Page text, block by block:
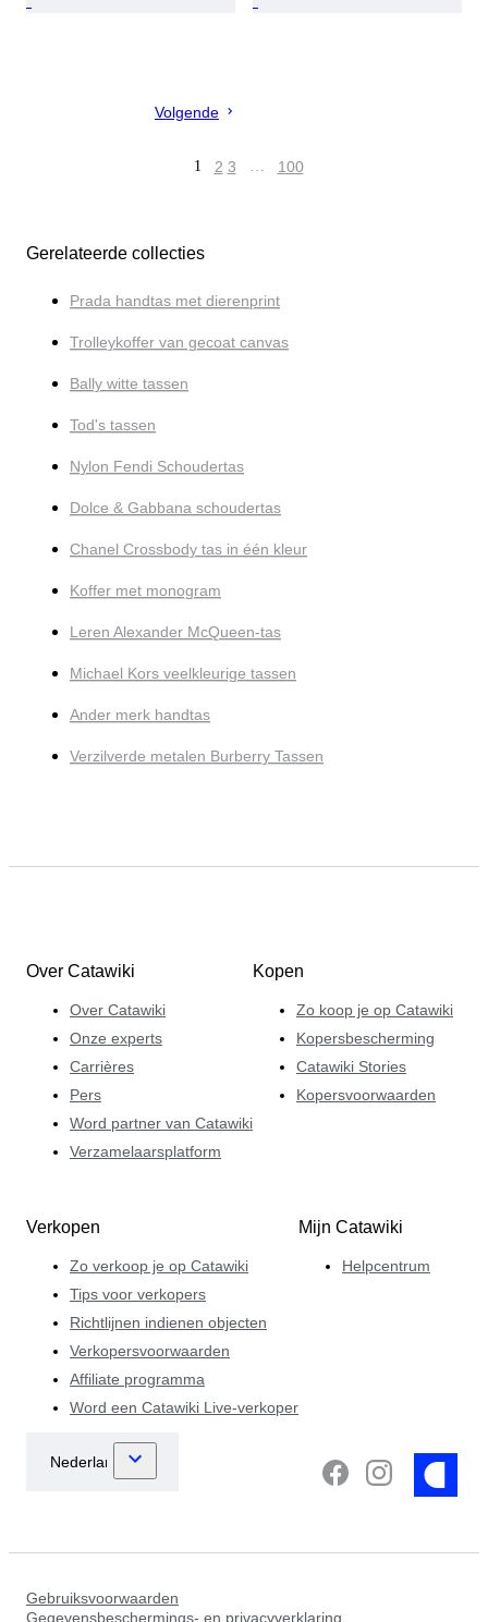
Volgende
1 2 3 … 100
Gerelateerde collecties
Prada handtas met dierenprint
Trolleykoffer van gecoat canvas
Bally witte tassen
Tod's tassen
Nylon Fendi Schoudertas
Dolce & Gabbana schoudertas
Chanel Crossbody tas in één kleur
Koffer met monogram
Leren Alexander McQueen-tas
Michael Kors veelkleurige tassen
Ander merk handtas
Verzilverde metalen Burberry Tassen
Over Catawiki
Over Catawiki
Onze experts
Carrières
Pers
Word partner van Catawiki
Verzamelaarsplatform
Kopen
Zo koop je op Catawiki
Kopersbescherming
Catawiki Stories
Kopersvoorwaarden
Verkopen
Zo verkoop je op Catawiki
Tips voor verkopers
Richtlijnen indienen objecten
Verkopersvoorwaarden
Affiliate programma
Word een Catawiki Live-verkoper
Mijn Catawiki
Helpcentrum
Gebruiksvoorwaarden
Gegevensbeschermings- en privacyverklaring